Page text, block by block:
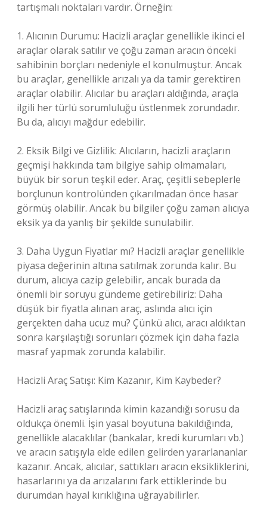
tartışmalı noktaları vardır. Örneğin:
1. Alıcının Durumu: Hacizli araçlar genellikle ikinci el
araçlar olarak satılır ve çoğu zaman aracın önceki
sahibinin borçları nedeniyle el konulmuştur. Ancak
bu araçlar, genellikle arızalı ya da tamir gerektiren
araçlar olabilir. Alıcılar bu araçları aldığında, araçla
ilgili her türlü sorumluluğu üstlenmek zorundadır.
Bu da, alıcıyı mağdur edebilir.
2. Eksik Bilgi ve Gizlilik: Alıcıların, hacizli araçların
geçmişi hakkında tam bilgiye sahip olmamaları,
büyük bir sorun teşkil eder. Araç, çeşitli sebeplerle
borçlunun kontrolünden çıkarılmadan önce hasar
görmüş olabilir. Ancak bu bilgiler çoğu zaman alıcıya
eksik ya da yanlış bir şekilde sunulabilir.
3. Daha Uygun Fiyatlar mı? Hacizli araçlar genellikle
piyasa değerinin altına satılmak zorunda kalır. Bu
durum, alıcıya cazip gelebilir, ancak burada da
önemli bir soruyu gündeme getirebiliriz: Daha
düşük bir fiyatla alınan araç, aslında alıcı için
gerçekten daha ucuz mu? Çünkü alıcı, aracı aldıktan
sonra karşılaştığı sorunları çözmek için daha fazla
masraf yapmak zorunda kalabilir.
Hacizli Araç Satışı: Kim Kazanır, Kim Kaybeder?
Hacizli araç satışlarında kimin kazandığı sorusu da
oldukça önemli. İşin yasal boyutuna bakıldığında,
genellikle alacaklılar (bankalar, kredi kurumları vb.)
ve aracın satışıyla elde edilen gelirden yararlananlar
kazanır. Ancak, alıcılar, sattıkları aracın eksikliklerini,
hasarlarını ya da arızalarını fark ettiklerinde bu
durumdan hayal kırıklığına uğrayabilirler.